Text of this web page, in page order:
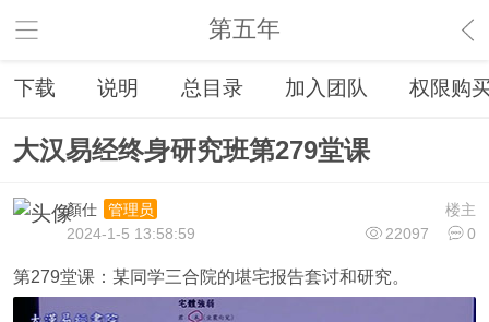
第五年
下载 说明 总目录 加入团队 权限购
大汉易经终身研究班第279堂课
楼主
顏仕
管理员
22097
0
2024-1-5 13:58:59
第279堂课：某同学三合院的堪宅报告套讨和研究。